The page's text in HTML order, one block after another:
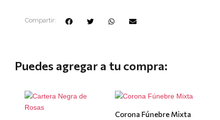
Compartir:
Puedes agregar a tu compra:
Corona Fúnebre Mixta